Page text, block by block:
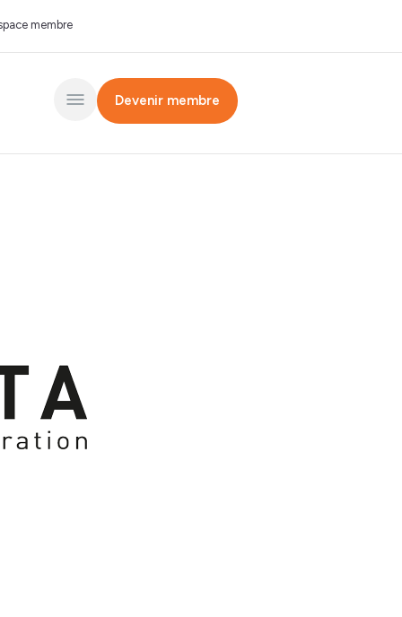
membre
Devenir membre